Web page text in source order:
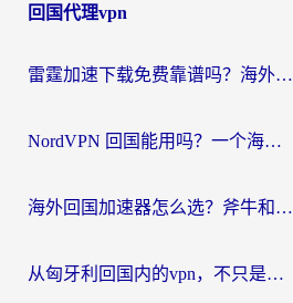
回国代理vpn
雷霆加速下载免费靠谱吗？海外党选回国加速器的避坑指南（附热门工具对比）
NordVPN 回国能用吗？一个海外用户必须面对的真实困境
海外回国加速器怎么选？斧牛和海龟哪个好？一篇帮你避开坑的实用指南
从匈牙利回国内的vpn，不只是为了刷剧那么简单